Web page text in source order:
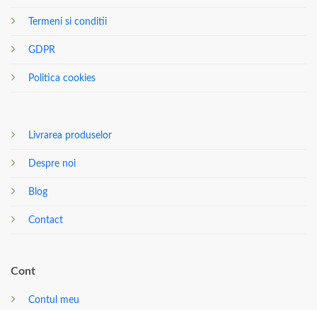
Termeni si conditii
GDPR
Politica cookies
Livrarea produselor
Despre noi
Blog
Contact
Cont
Contul meu